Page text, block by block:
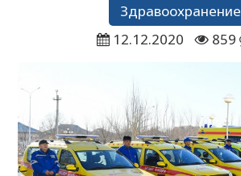
Здравоохранение
12.12.2020
859